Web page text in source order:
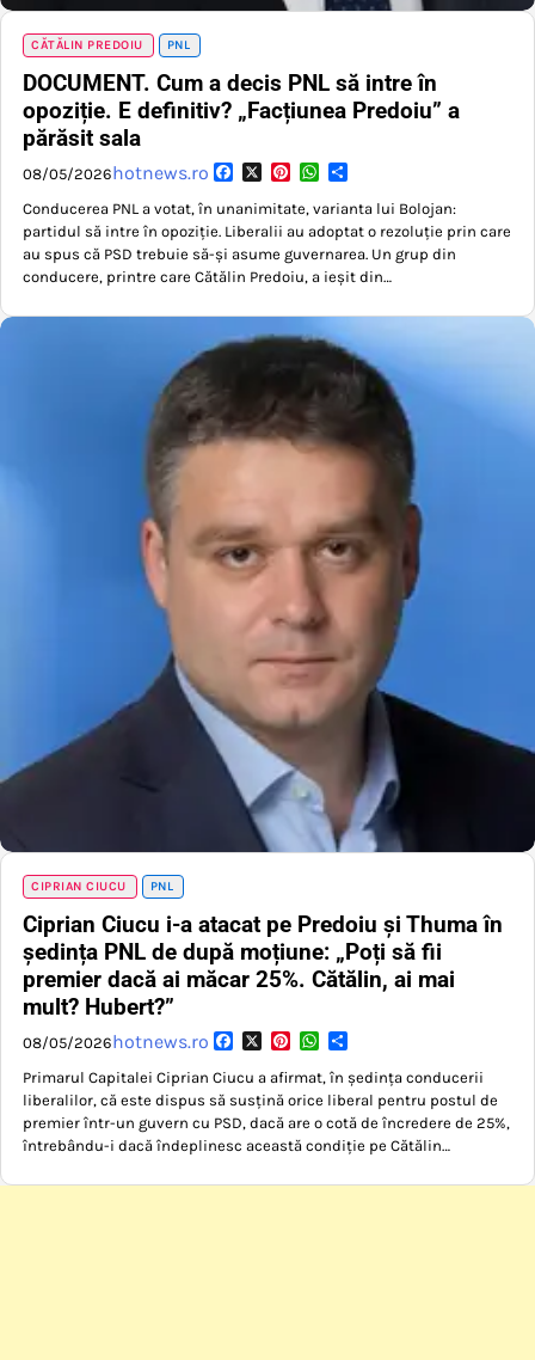
CĂTĂLIN PREDOIU PNL
DOCUMENT. Cum a decis PNL să intre în
opoziție. E definitiv? „Facțiunea Predoiu” a
părăsit sala
08/05/2026hotnews.ro Facebook
X PinterestWhatsApp
Conducerea PNL a votat, în unanimitate, varianta lui Bolojan:
partidul să intre în opoziție. Liberalii au adoptat o rezoluție prin care
au spus că PSD trebuie să-și asume guvernarea. Un grup din
conducere, printre care Cătălin Predoiu, a ieșit din…
CIPRIAN CIUCU PNL
Ciprian Ciucu i-a atacat pe Predoiu și Thuma în
ședința PNL de după moțiune: „Poți să fii
premier dacă ai măcar 25%. Cătălin, ai mai
mult? Hubert?”
08/05/2026hotnews.ro Facebook
X PinterestWhatsApp
Primarul Capitalei Ciprian Ciucu a afirmat, în ședința conducerii
liberalilor, că este dispus să susțină orice liberal pentru postul de
premier într-un guvern cu PSD, dacă are o cotă de încredere de 25%,
întrebându-i dacă îndeplinesc această condiție pe Cătălin…